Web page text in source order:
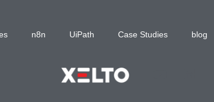
n8n UiPath Case Studies blog